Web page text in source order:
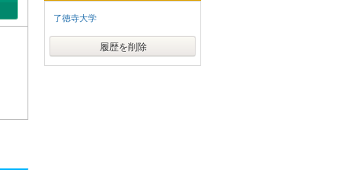
了徳寺大学
履歴を削除